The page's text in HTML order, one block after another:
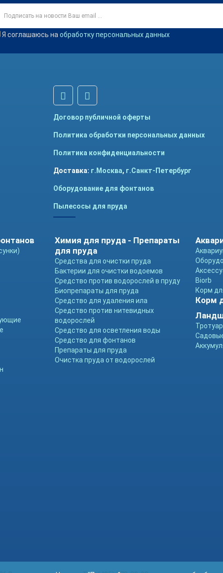
Я соглашаюсь на обработку персональных данных
Договор публичной оферты
Политика обработки персональных данных
Политика конфиденциальности
Доставка: г.Москва, г.Санкт-Петербург
Оборудование для фонтанов
Пылесосы для пруда
Химия для пруда - Препараты
для пруда
Средства для очистки пруда
Бактерии для очистки водоемов
Средство против водорослей в пруду
Биопрепараты для пруда
Средство для удаления ила
Средство против нитевидных
водорослей
Средство для осветления воды
Средство для фонтанов
Препараты для пруда
Очистка пруда от водорослей
Biorb
Корм
Корм